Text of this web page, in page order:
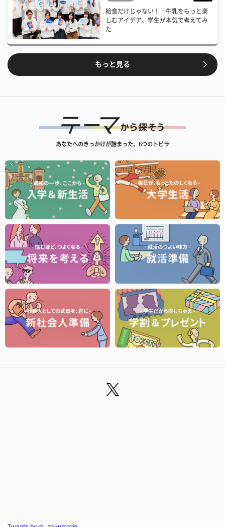
給食だけじゃない！ 牛乳をもっと楽
しむアイデア、学生が本気で考えてみ
た
もっと見る
あなたへのきっかけが詰まった、6つのトビラ